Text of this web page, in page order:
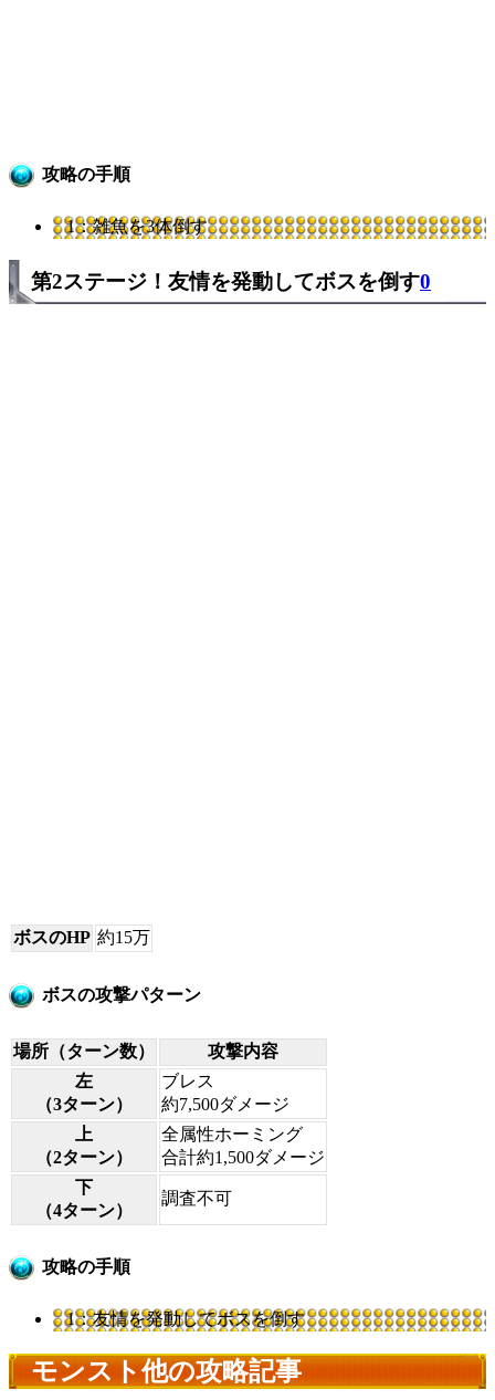
攻略の手順
1：雑魚を3体倒す
第2ステージ！友情を発動してボスを倒す0
ボスのHP 約15万
ボスの攻撃パターン
場所（ターン数）
攻撃内容
左
（3ターン）
ブレス
約7,500ダメージ
上
（2ターン）
全属性ホーミング
合計約1,500ダメージ
下
（4ターン）
調査不可
攻略の手順
1：友情を発動してボスを倒す
モンスト他の攻略記事